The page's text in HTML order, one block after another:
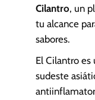
Cilantro, un
tu alcance
sabores.
El Cilantro es
sudeste